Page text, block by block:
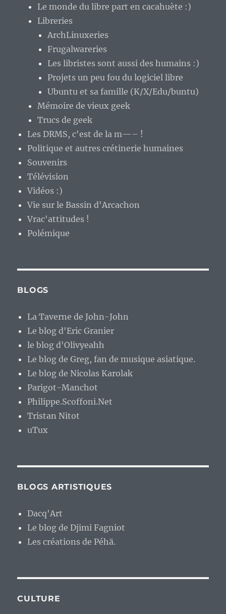
Le monde du libre part en cacahuète :)
Libreries
ArchLinuxeries
Frugalwareries
Les libristes sont aussi des humains :)
Projets un peu fou du logiciel libre
Ubuntu et sa famille (K/X/Edu/buntu)
Mémoire de vieux geek
Trucs de geek
Les DRMS, c'est de la m—– !
Politique et autres crétinerie humaines
Souvenirs
Télévision
Vidéos :)
Vie sur le Bassin d'Arcachon
Vrac'attitudes !
Polémique
BLOGS
La Taverne de John-John
Le blog d'Eric Granier
le blog d'Olivyeahh
Le blog de Greg, fan de musique asiatique.
Le blog de Nicolas Karolak
Parigot-Manchot
Philippe.Scoffoni.Net
Tristan Nitot
uTux
BLOGS ARTISTIQUES
Dacq'Art
Le blog de Djimi Fagniot
Les créations de Péhä.
CULTURE